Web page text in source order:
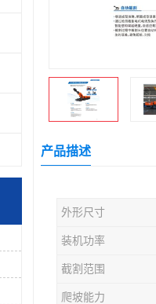
产品描述
外形尺寸
装机功率
截割范围
爬坡能力